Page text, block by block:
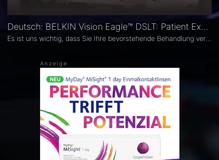
Deutsch: BELKIN Vision Eagle™ DSLT: Patient Explainer